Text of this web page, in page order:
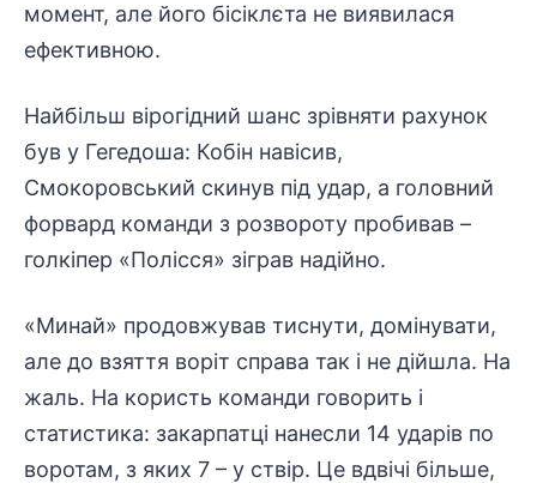
момент, але його бісіклєта не виявилася
ефективною.
Найбільш вірогідний шанс зрівняти рахунок
був у Гегедоша: Кобін навісив,
Смокоровський скинув під удар, а головний
форвард команди з розвороту пробивав –
голкіпер «Полісся» зіграв надійно.
«Минай» продовжував тиснути, домінувати,
але до взяття воріт справа так і не дійшла. На
жаль. На користь команди говорить і
статистика: закарпатці нанесли 14 ударів по
воротам, з яких 7 – у ствір. Це вдвічі більше,